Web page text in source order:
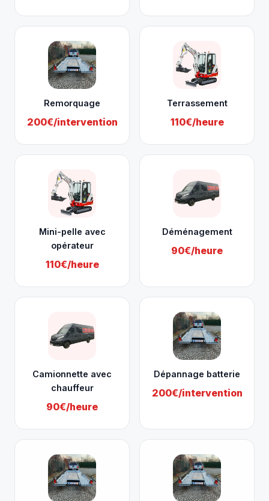
Remorquage
200€/intervention
Terrassement
110€/heure
Mini-pelle avec
opérateur
110€/heure
Déménagement
90€/heure
Camionnette avec
chauffeur
90€/heure
Dépannage batterie
200€/intervention